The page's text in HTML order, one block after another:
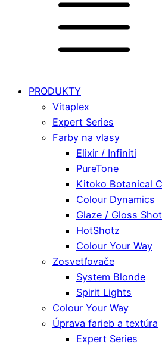
PRODUKTY
Vitaplex
Expert Series
Farby na vlasy
Elixir / Infiniti
PureTone
Kitoko Botanical
Colour Dynamics
Glaze / Gloss
HotShotz
Colour Your Way
Zosvetľovače
System Blonde
Spirit Lights
Colour Your Way
Úprava farieb a textúra
Expert Series